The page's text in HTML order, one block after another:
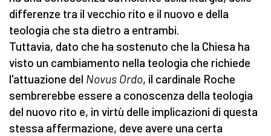
differenze tra il vecchio rito e il nuovo e della
teologia che sta dietro a entrambi.
Tuttavia, dato che ha sostenuto che la Chiesa ha
visto un cambiamento nella teologia che richiede
l'attuazione del Novus Ordo, il cardinale Roche
sembrerebbe essere a conoscenza della teologia
del nuovo rito e, in virtù delle implicazioni di questa
stessa affermazione, deve avere una certa